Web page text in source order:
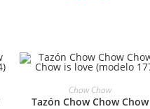
SELECCIONAR OPCIONES
Chow Chow
Tazón Chow Chow Chow